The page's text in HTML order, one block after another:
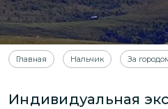
Главная Нальчик За
Индивидуальная